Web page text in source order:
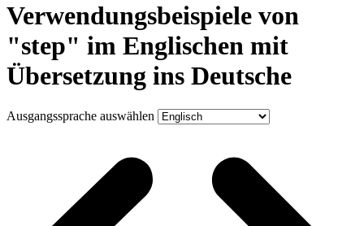
Verwendungsbeispiele von
"step" im Englischen mit
Übersetzung ins Deutsche
Ausgangssprache auswählen